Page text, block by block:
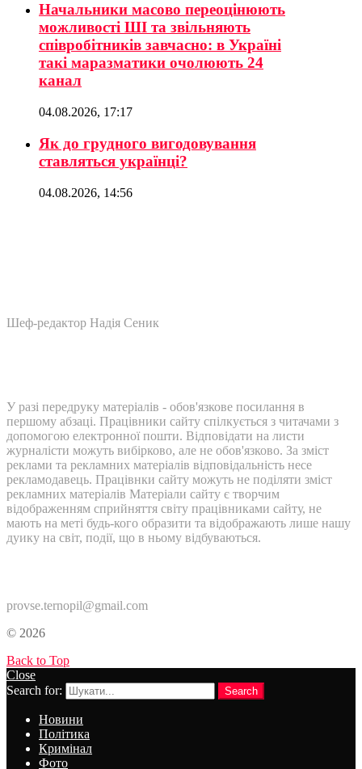
Начальники масово переоцінюють
можливості ШІ та звільняють
співробітників завчасно: в Україні
такі маразматики очолюють 24
канал
04.08.2026, 17:17
Як до грудного вигодовування
ставляться українці?
04.08.2026, 14:56
Шеф-редактор Надія Сеник
У разі передруку матеріалів - обов'язкове посилання в
першому абзаці. Працівники сайту спілкується з читачами з
допомогою електронної пошти. Відповідати на листи
журналісти можуть вибірково, але не обов'язково. За зміст
реклами та рекламних матеріалів відповідальність несе
рекламодавець. Працівнки сайту можуть не поділяти зміст
рекламних матеріалів Матеріали сайту є творчим
відображенням сприйняття світу працівниками сайту, не
мають на меті будь-кого образити та відображають лише нашу
дуику на світ, події, що в ньому відбуваються.
provse.ternopil@gmail.com
© 2026
Back to Top
Close
Search for:
Search
Новини
Політика
Кримінал
Фото